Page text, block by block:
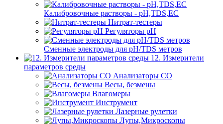
Калибровочные растворы - pH,TDS,EC
Нитрат-тестеры
Регуляторы pН
Сменные электроды для pH/TDS метров
12. Измерители
параметров среды
Анализаторы CO
Весы, безмены
Влагомеры
Инструмент
Лазерные рулетки
Лупы,Микроскопы